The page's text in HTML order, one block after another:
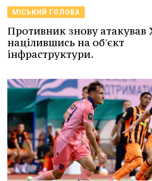
МІСЬКИЙ ГОЛОВА
Противник знову атакував
націлившись на об'єкт
інфраструктури.